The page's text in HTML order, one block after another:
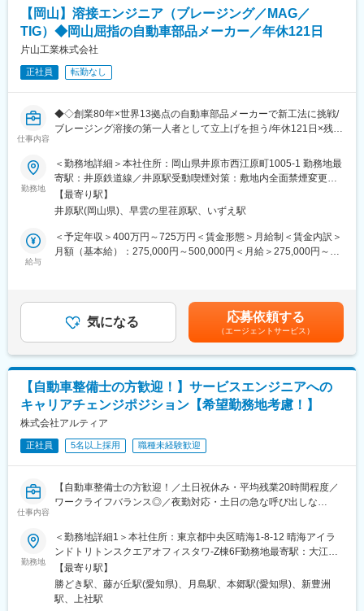
変更の範囲：会社の定める業務
遇・給与は住友電気工業と変わりません。
■就業環境：
・半日有休休暇、時間単位有給休暇などがあるため、年間平均有
休取得日数は15.7日と取得日数が高いです。また、在宅勤務制度
もあるため、メリハリをつけて働くことができます。
・カフェテリアプラン制度、保活コンシェルジュなど、福利厚生
も充実しております。
・女性の育児休業復帰率100%、男性育児休業取得率97%、子育
てしながら働く女性社員350人以上とライフイベントにあわせて
■当社の特徴、魅力：
・福利厚生、待遇（平均年収820万円）がよく、また創業以来人
員削減等を行ったことがない企業です。日本を代表するグローバ
とができます。事業安定の一つの実証ですが、世界の各資本市場
で機関投資家に大きな影響を及ぼしていている「Moodys社」格付
・現在の全社的な取り組みの一つが「グループグローバル」。売
上の60％以上を海外が締め、約40ヵ国で事業を展開しています。
世界を視野に入れた採用や組織・制度づくりに取り組んでいま
す。
【岡山】溶接エンジニア（ブレージング／MAG／
TIG）◆岡山屈指の自動車部品メーカー／年休121日
片山工業株式会社
正社員 転勤なし
仕事内容
◆◇創業80年×世界13拠点の自動車部品メーカーで新工法に挑戦/
ブレージング溶接の第一人者として立上げを担う/年休121日×残業
■おすすめPOINT ＼新工法導入の“中核ポジション”として裁量大
きく活躍できる環境／
・スバルやマツダ等大手自動車メーカーと直接取引を行う安定企
業での勤務◎
・新規ポジションのため、ブレージング溶接の導入～社内展開ま
で一貫して関われるやりがいあり！
・ロボット溶接（ヤスカワ製）中心で、生産性×品質向上の両面に
■職務内容：
自動車部品（サッシュ等）の量産工程における溶接業務をお任せ
します。特に、事業拡大に向けたブレージング溶接の導入・定着
・ブレージング溶接の試作対応（量産化に向けた検証・条件設
定）
・ロボット溶接設備（約80～90％）を用いた製造ラインでの溶接
業務
・図面をもとにした溶接条件の設定、品質チェック
・量産時の不具合改善や工程改善の提案
・安全面の管理や作業効率の向上施策の実施
1日の流れとしては、試作検討→条件出し→テスト→結果検証→改
善提案といったサイクルを回し、量産化を目指していただきま
す。
■組織体制：
配属部署は7～8名体制で、平均年齢は43歳。アットホームな雰囲
気で、上司も現場に入りながら支援する環境です。今回ポジショ
ンは専任担当をお任せできる中心人物として期待しています。
勤務地
＜勤務地詳細＞本社住所：岡山県井原市西江原町1005-1 勤務地最
寄駅：井原鉄道線／井原駅受動喫煙対策：敷地内全面禁煙変更の
範囲：会社の定める事業所
【最寄り駅】
井原駅(岡山県)、早雲の里荏原駅、いずえ駅
給与
＜予定年収＞400万円～725万円＜賃金形態＞月給制＜賃金内訳＞
月額（基本給）：275,000円～500,000円＜月給＞275,000円～
気になる 応募依頼する
（エージェントサービス）
【自動車整備士の方歓迎！】サービスエンジニアへの
キャリアチェンジポジション【希望勤務地考慮！】
株式会社アルティア
正社員 5名以上採用 職種未経験歓迎
仕事内容
【自動車整備士の方歓迎！／土日祝休み・平均残業20時間程度／
ワークライフバランス◎／夜勤対応・土日の急な呼び出しな
■業務内容：
大手カーディーラーや車検場などに向けてリフト、サイドスリッ
プテスターなどの整備・車検用機器の点検・メンテナンス・サー
ビスフロントを行っていただきます。自ら点検、修理に赴く現場
もありますが協力会社への対応依頼も頻繁に行っていただきま
勤務地
＜勤務地詳細1＞本社住所：東京都中央区晴海1-8-12 晴海アイラ
ンドトリトンスクエアオフィスタワ-Z棟6F勤務地最寄駅：大江戸
線／勝どき駅受動喫煙対策：屋内全面禁煙＜勤務地詳細2＞名古屋
支店住所：愛知県名古屋市名東区豊が丘26 勤務地最寄駅：名古屋
市営地下鉄東山線／藤が丘駅受動喫煙対策：屋内全面禁煙
【最寄り駅】
勝どき駅、藤が丘駅(愛知県)、月島駅、本郷駅(愛知県)、新豊洲
駅、上社駅